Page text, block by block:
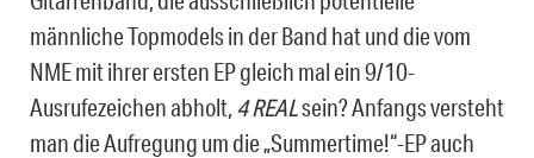
männliche Topmodels in der Band hat und die vom
NME mit ihrer ersten EP gleich mal ein 9/10-
Ausrufezeichen abholt, 4 REALsein? Anfangs versteht
man die Aufregung um die „Summertime!“-EP auch